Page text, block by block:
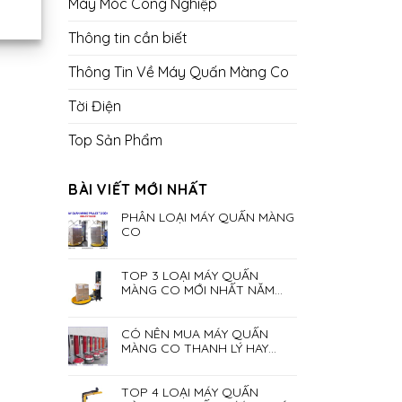
Máy Móc Công Nghiệp
Thông tin cần biết
Thông Tin Về Máy Quấn Màng Co
Tời Điện
Top Sản Phẩm
BÀI VIẾT MỚI NHẤT
PHÂN LOẠI MÁY QUẤN MÀNG
CO
TOP 3 LOẠI MÁY QUẤN
MÀNG CO MỚI NHẤT NĂM
CÓ NÊN MUA MÁY QUẤN
MÀNG CO THANH LÝ HAY
TOP 4 LOẠI MÁY QUẤN